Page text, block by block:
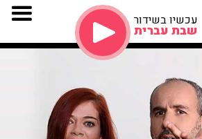
עכשיו בשידור
שבת עברית